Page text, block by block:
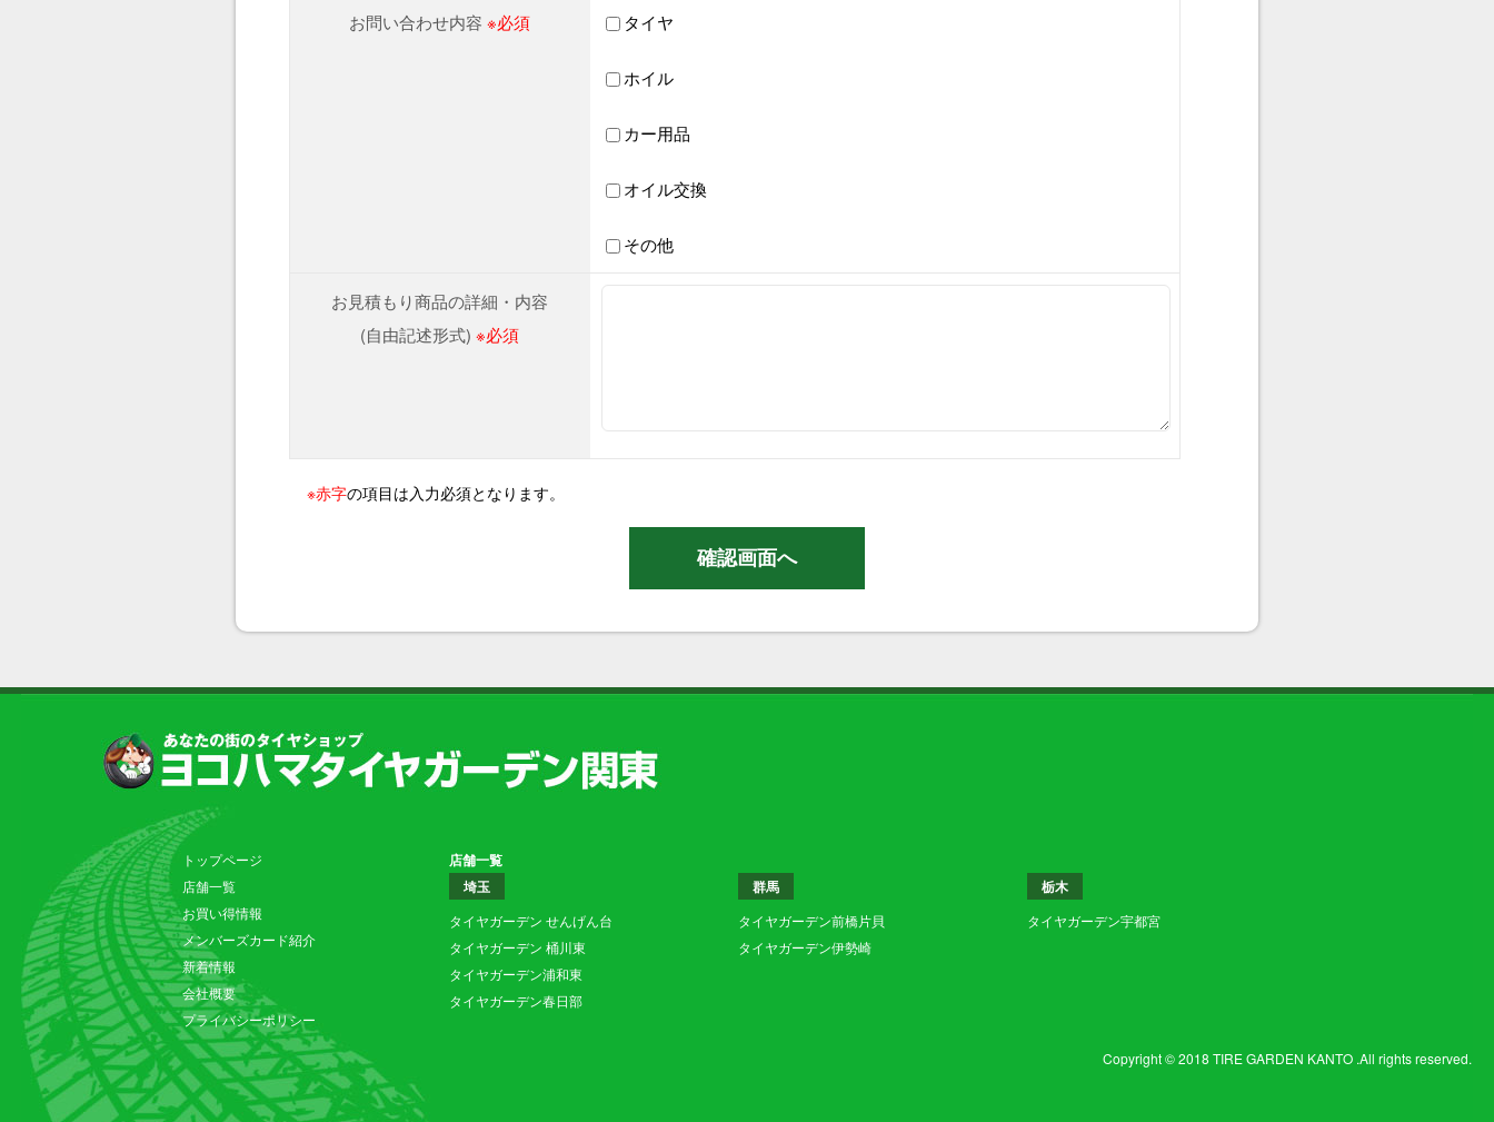
お問い合わせ内容 ※必須 タイヤ
ホイル
カー用品
オイル交換
その他
お見積もり商品の詳細・内容
(自由記述形式) ※必須
※赤字の項目は入力必須となります。
トップページ
店舗一覧
お買い得情報
メンバーズカード紹介
新着情報
会社概要
プライバシーポリシー
店舗一覧
埼玉
タイヤガーデン せんげん台
タイヤガーデン 桶川東
タイヤガーデン浦和東
タイヤガーデン春日部
群馬
タイヤガーデン前橋片貝
タイヤガーデン伊勢崎
栃木
タイヤガーデン宇都宮
Copyright © 2018 TIRE GARDEN KANTO .All rights reserved.